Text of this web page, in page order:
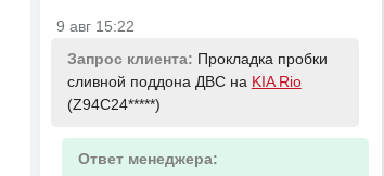
9 авг 15:22
Запрос клиента: Прокладка пробки
сливной поддона ДВС на KIA Rio
(Z94C24*****)
Ответ менеджера: